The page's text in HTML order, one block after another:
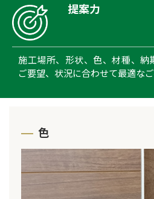
提案力
施工場所、形状、色、材種、納
ご要望、状況に合わせて最適な
色